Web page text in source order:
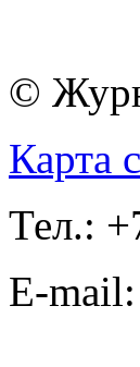
©
Карта
Тел.:
E-